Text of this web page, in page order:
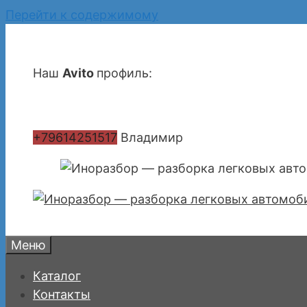
Перейти к содержимому
Наш Avito профиль:
+79614251517 Владимир
Меню
Каталог
Контакты